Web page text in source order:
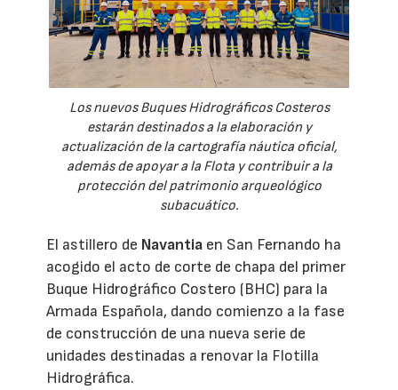
Los nuevos Buques Hidrográficos Costeros
estarán destinados a la elaboración y
actualización de la cartografía náutica oficial,
además de apoyar a la Flota y contribuir a la
protección del patrimonio arqueológico
subacuático.
El astillero de Navantia en San Fernando ha
acogido el acto de corte de chapa del primer
Buque Hidrográfico Costero (BHC) para la
Armada Española, dando comienzo a la fase
de construcción de una nueva serie de
unidades destinadas a renovar la Flotilla
Hidrográfica.